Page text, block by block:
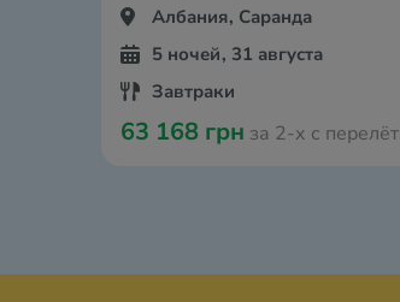
Албания, Саранда
5 ночей, 31 августа
Завтраки
63 168 грн за 2-х с перелётом из Вроцлава